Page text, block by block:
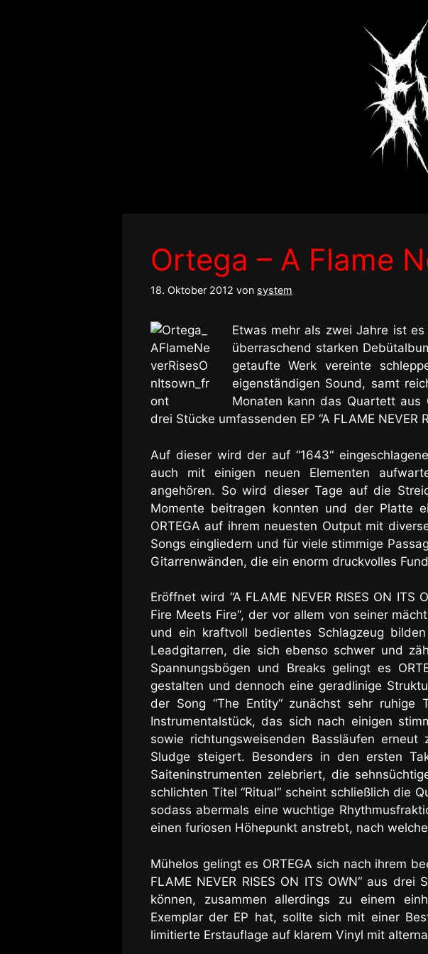
Ortega – A Flame
18. Oktober 2012 von system
Etwas mehr als zwei Jahre ist
überraschend starken
getaufte Werk vereinte
eigenständigen Sound, samt
Monaten kann das Quartett
drei Stücke umfassenden EP “A FLAME NEVER
Auf dieser wird der auf “1643“
auch mit einigen neuen Elementen
angehören. So wird dieser Tage auf die
Momente beitragen konnten und der Platte
ORTEGA auf ihrem neuesten Output mit
Songs eingliedern und für viele stimmige
Gitarrenwänden, die ein enorm druckvolles
Eröffnet wird “A FLAME NEVER RISES ON
Fire Meets Fire“, der vor allem von seiner
und ein kraftvoll bedientes Schlagzeug
Leadgitarren, die sich ebenso schwer und
Spannungsbögen und Breaks gelingt es
gestalten und dennoch eine geradlinige
der Song “The Entity“ zunächst sehr
Instrumentalstück, das sich nach einigen
sowie richtungsweisenden Bassläufen
Sludge steigert. Besonders in den ersten
Saiteninstrumenten zelebriert, die
schlichten Titel “Ritual“ scheint schließlich die
sodass abermals eine wuchtige
einen furiosen Höhepunkt anstrebt, nach
Mühelos gelingt es ORTEGA sich nach ihrem
FLAME NEVER RISES ON ITS OWN“ aus
können, zusammen allerdings zu einem
Exemplar der EP hat, sollte sich mit einer
limitierte Erstauflage auf klarem Vinyl mit